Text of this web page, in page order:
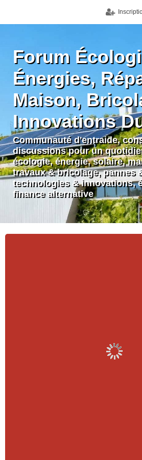
Forum
Énergies,
Maison,
Innovations
Communauté d'entraide,
discussions pour un
écologie, énergie, solaire,
travaux & bricolage, pannes
technologies & innovations,
finance alternative